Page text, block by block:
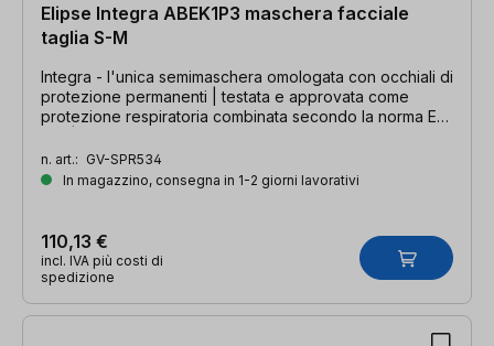
Elipse Integra ABEK1P3 maschera facciale
taglia S-M
Integra - l'unica semimaschera omologata con occhiali di
protezione permanenti | testata e approvata come
protezione respiratoria combinata secondo la norma EN
n. art.: GV-SPR534
In magazzino, consegna in 1-2 giorni lavorativi
110,13 €
incl. IVA più costi di
spedizione